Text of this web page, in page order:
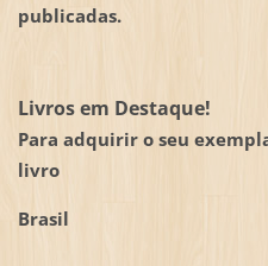
publicadas.
Livros em Destaque!
Para adquirir o seu
livro
Brasil